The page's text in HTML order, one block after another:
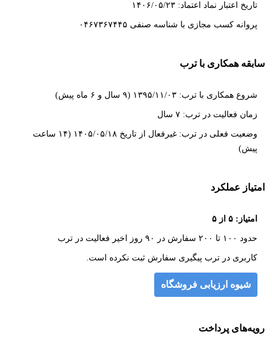
تاریخ اعتبار نماد اعتماد: ۱۴۰۶/۰۵/۲۳
پروانه کسب مجازی با شناسه صنفی ۰۴۶۷۳۶۷۴۴۵
سابقه همکاری با ترب
شروع همکاری با ترب: ۱۳۹۵/۱۱/۰۳ (۹ سال و ۶ ماه پیش)
زمان فعالیت در ترب: ۷ سال
وضعیت فعلی در ترب: غیرفعال از تاریخ ۱۴۰۵/۰۵/۱۸ (۱۴ ساعت
پیش)
امتیاز عملکرد
امتیاز: ۵ از ۵
حدود ۱۰۰ تا ۲۰۰ سفارش در ۹۰ روز اخیر فعالیت در ترب
کاربری در ترب پیگیری سفارش ثبت نکرده است.
شیوه ارزیابی فروشگاه
رویه‌های پرداخت